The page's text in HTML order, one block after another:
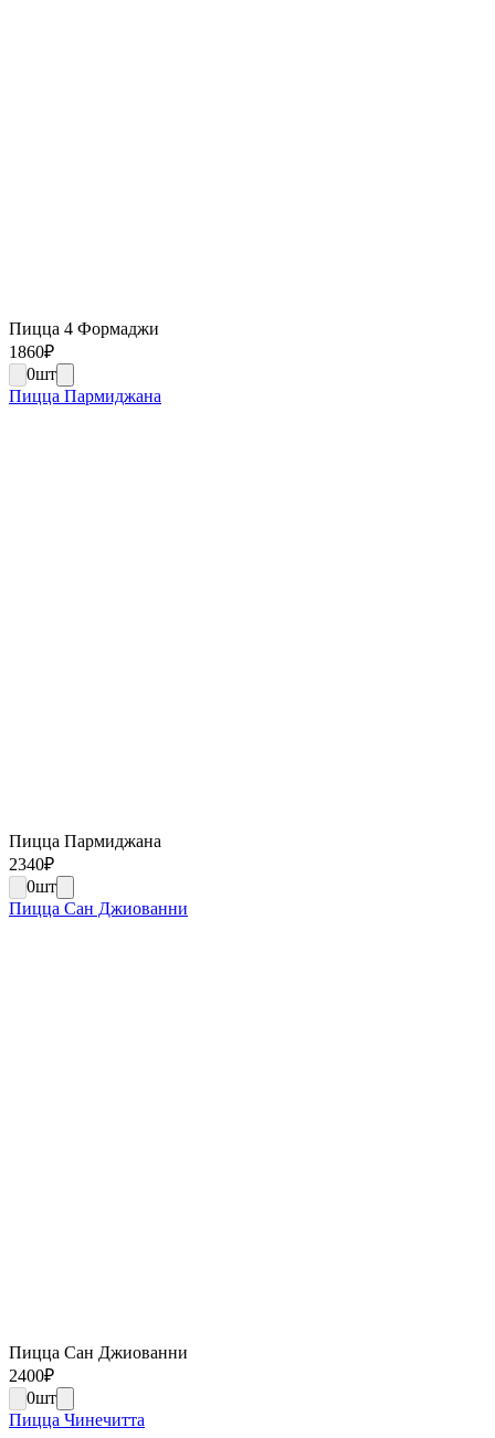
Пицца 4 Формаджи
1860₽
0шт
Пицца Пармиджана
Пицца Пармиджана
2340₽
0шт
Пицца Сан Джиованни
Пицца Сан Джиованни
2400₽
0шт
Пицца Чинечитта